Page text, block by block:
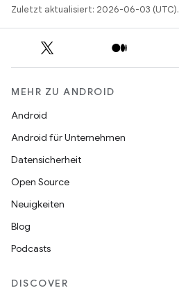
Zuletzt aktualisiert: 2026-06-03 (UTC).
MEHR ZU ANDROID
Android
Android für Unternehmen
Datensicherheit
Open Source
Neuigkeiten
Blog
Podcasts
DISCOVER